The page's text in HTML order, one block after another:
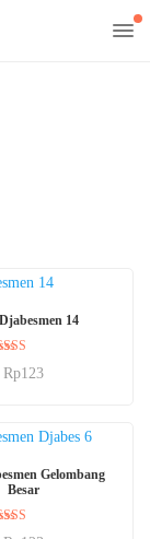
14
Dinilai
5.00
Rp123
Gelombang
Besar
Dinilai